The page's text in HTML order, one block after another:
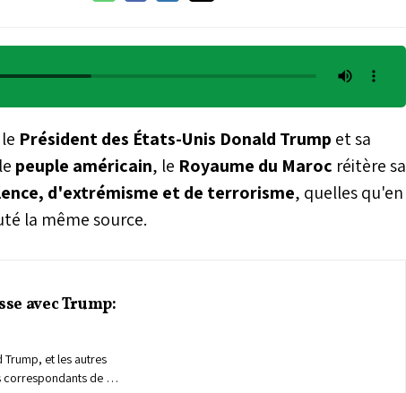
Président des États-Unis Donald Trump et sa
peuple américain, le Royaume du Maroc réitère sa
d'extrémisme et de terrorisme, quelles qu'en
la même source.
avec Trump:
et les autres
de la